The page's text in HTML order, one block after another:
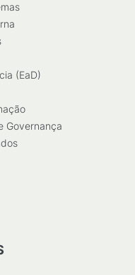
(EaD)
Governança